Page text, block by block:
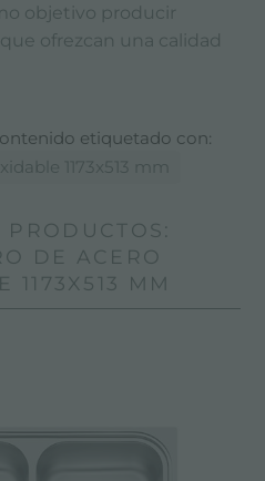
objetivo producir
ofrezcan una calidad
etiquetado con:
1173x513 mm
PRODUCTOS:
DE ACERO
1173X513 MM